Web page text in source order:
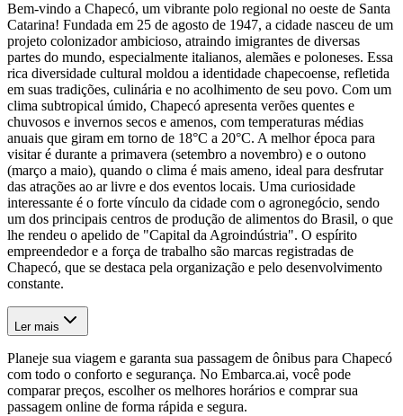
Bem-vindo a Chapecó, um vibrante polo regional no oeste de Santa
Catarina! Fundada em 25 de agosto de 1947, a cidade nasceu de um
projeto colonizador ambicioso, atraindo imigrantes de diversas
partes do mundo, especialmente italianos, alemães e poloneses. Essa
rica diversidade cultural moldou a identidade chapecoense, refletida
em suas tradições, culinária e no acolhimento de seu povo. Com um
clima subtropical úmido, Chapecó apresenta verões quentes e
chuvosos e invernos secos e amenos, com temperaturas médias
anuais que giram em torno de 18°C a 20°C. A melhor época para
visitar é durante a primavera (setembro a novembro) e o outono
(março a maio), quando o clima é mais ameno, ideal para desfrutar
das atrações ao ar livre e dos eventos locais. Uma curiosidade
interessante é o forte vínculo da cidade com o agronegócio, sendo
um dos principais centros de produção de alimentos do Brasil, o que
lhe rendeu o apelido de "Capital da Agroindústria". O espírito
empreendedor e a força de trabalho são marcas registradas de
Chapecó, que se destaca pela organização e pelo desenvolvimento
constante.
Ler mais
Planeje sua viagem e garanta sua passagem de ônibus para Chapecó
com todo o conforto e segurança. No Embarca.ai, você pode
comparar preços, escolher os melhores horários e comprar sua
passagem online de forma rápida e segura.